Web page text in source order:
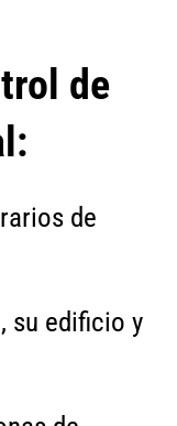
de
de
su edificio y